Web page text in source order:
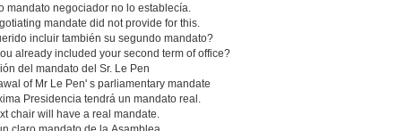
mandato negociador no lo establecía.
mandate did not provide for this.
incluir también su segundo mandato?
already included your second term of office?
del mandato del Sr. Le Pen
of Mr Le Pen' s parliamentary mandate
Presidencia tendrá un mandato real.
chair will have a real mandate.